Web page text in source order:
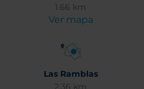
1.66 km
Ver mapa
Las Ramblas
2.36 km